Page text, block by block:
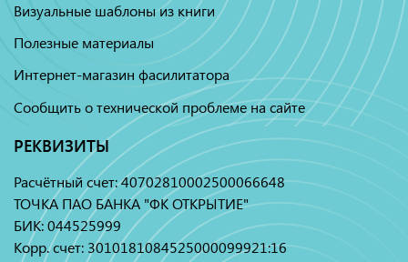
Визуальные шаблоны из книги
Полезные материалы
Интернет-магазин фасилитатора
Сообщить о технической проблеме на сайте
РЕКВИЗИТЫ
Расчётный счет: 40702810002500066648
ТОЧКА ПАО БАНКА "ФК ОТКРЫТИЕ"
БИК: 044525999
Корр. счет: 3010181084525000099921:16